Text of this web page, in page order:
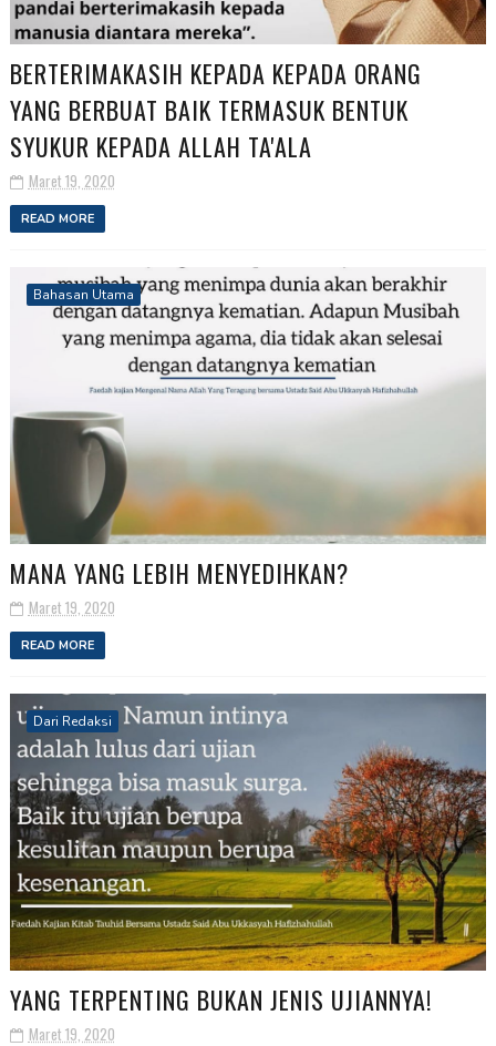
BERTERIMAKASIH KEPADA KEPADA ORANG
YANG BERBUAT BAIK TERMASUK BENTUK
SYUKUR KEPADA ALLAH TA'ALA
Maret 19, 2020
READ MORE
Bahasan Utama
MANA YANG LEBIH MENYEDIHKAN?
Maret 19, 2020
READ MORE
Dari Redaksi
YANG TERPENTING BUKAN JENIS UJIANNYA!
Maret 19, 2020